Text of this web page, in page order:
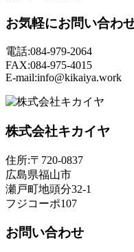
お気軽にお問い合わ
電話:084-979-2064
FAX:084-975-4015
E-mail:info@kikaiya.work
株式会社キカイヤ
住所:〒720-0837
広島県福山市
瀬戸町地頭分32-1
フジコーポ107
お問い合わせ